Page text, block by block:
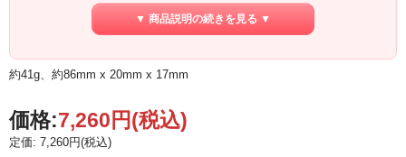
られるせいかそれぞれ個性的で、独特の美しさと強さを持っています。
そしてKeyがたくさん見られるのも、このクォーツの特徴です。
他のクリスタルを共鳴、共振させることで活性化させる石でもあるようです。
○強さ・タフさを身につける
○問題解決のサポート
○勇気を与える
○適切な行動がとれるよう導く
▼ 商品説明の続きを見る ▼
約41g、約86mm x 20mm x 17mm
価格:7,260円(税込)
定価: 7,260円(税込)